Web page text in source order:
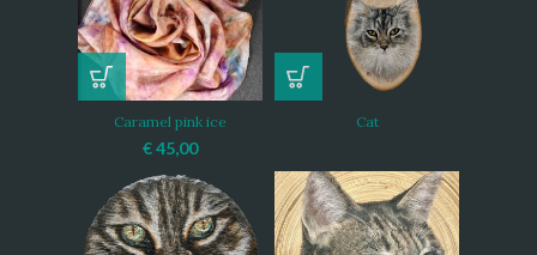
Caramel pink ice
€45,00
Cat